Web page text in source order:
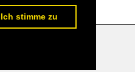
Ich stimme zu